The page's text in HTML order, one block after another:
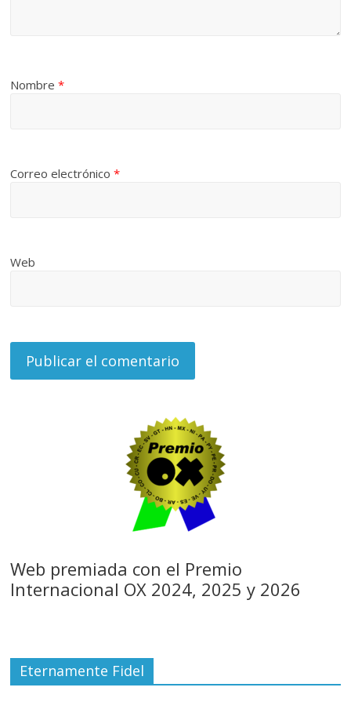
Nombre*
Correo electrónico*
Web
Web premiada con el Premio
Internacional OX 2024, 2025 y 2026
Eternamente Fidel